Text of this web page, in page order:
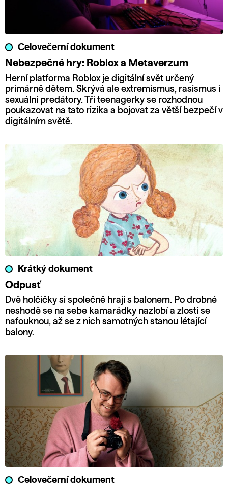
Celovečerní dokument
Nebezpečné hry: Roblox a Metaverzum
Herní platforma Roblox je digitální svět určený
primárně dětem. Skrývá ale extremismus, rasismus i
sexuální predátory. Tři teenagerky se rozhodnou
poukazovat na tato rizika a bojovat za větší bezpečí v
digitálním světě.
Krátký dokument
Odpusť
Dvě holčičky si společně hrají s balonem. Po drobné
neshodě se na sebe kamarádky nazlobí a zlostí se
nafouknou, až se z nich samotných stanou létající
balony.
Celovečerní dokument